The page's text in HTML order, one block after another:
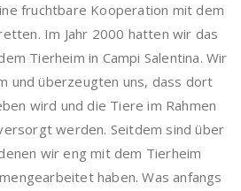
fruchtbare Kooperation mit dem
Im Jahr 2000 hatten wir das
Tierheim in Campi Salentina. Wir
und überzeugten uns, dass dort
wird und die Tiere im Rahmen
werden. Seitdem sind über
wir eng mit dem Tierheim
haben. Was anfangs